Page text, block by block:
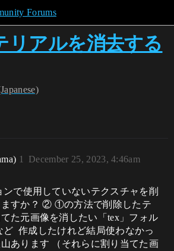
Forums
リアルを消去する
December 25, 2023, 4:46am
1
で使用していないテクスチャを削
ますか？ ② ①の方法で削除したテ
た元画像を消したい「tex」フォル
ど ​ 作成したけれど結局使わなかっ
あります （それらに割り当てた画